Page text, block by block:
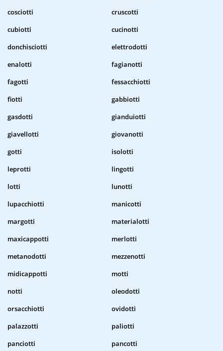
cosciotti
cruscotti
cubiotti
cucinotti
donchisciotti
elettrodotti
enalotti
fagianotti
fagotti
fessacchiotti
fiotti
gabbiotti
gasdotti
gianduiotti
giavellotti
giovanotti
gotti
isolotti
leprotti
lingotti
lotti
lunotti
lupacchiotti
manicotti
margotti
materialotti
maxicappotti
merlotti
metanodotti
mezzenotti
midicappotti
motti
notti
oleodotti
orsacchiotti
ovidotti
palazzotti
paliotti
panciotti
pancotti